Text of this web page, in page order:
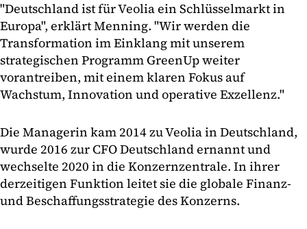
"Deutschland ist für Veolia ein Schlüsselmarkt in
Europa", erklärt Menning. "Wir werden die
Transformation im Einklang mit unserem
strategischen Programm GreenUp weiter
vorantreiben, mit einem klaren Fokus auf
Wachstum, Innovation und operative Exzellenz."
Die Managerin kam 2014 zu Veolia in Deutschland,
wurde 2016 zur CFO Deutschland ernannt und
wechselte 2020 in die Konzernzentrale. In ihrer
derzeitigen Funktion leitet sie die globale Finanz-
und Beschaffungsstrategie des Konzerns.